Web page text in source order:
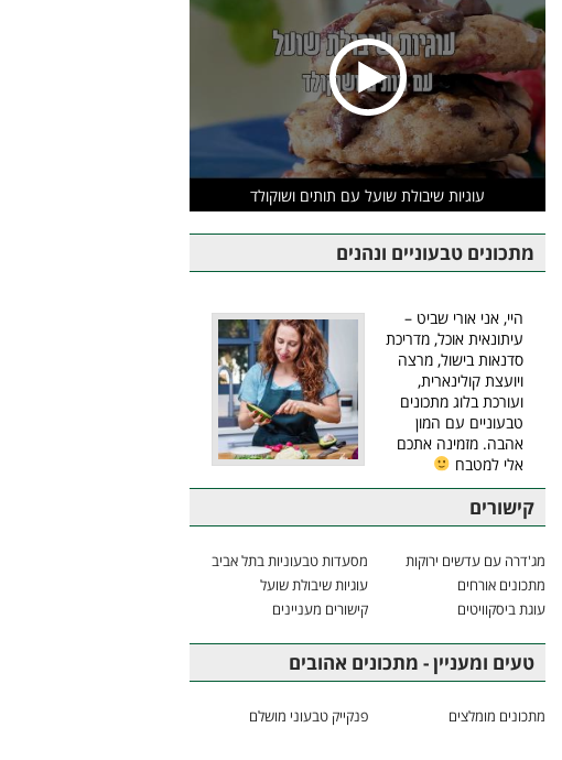
עוגיות שיבולת שועל עם תותים ושוקולד
מתכונים טבעוניים ונהנים
היי, אני אורי שביט –
עיתונאית אוכל, מדריכת
סדנאות בישול, מרצה
ויועצת קולינארית,
ועורכת בלוג מתכונים
טבעוניים עם המון
אהבה. מזמינה אתכם
אלי למטבח
קישורים
מג'דרה עם עדשים ירוקות
מסעדות טבעוניות בתל אביב
מתכונים אורחים
עוגיות שיבולת שועל
עוגת ביסקוויטים
קישורים מעניינים
טעים ומעניין - מתכונים אהובים
מתכונים מומלצים פנקייק טבעוני מושלם